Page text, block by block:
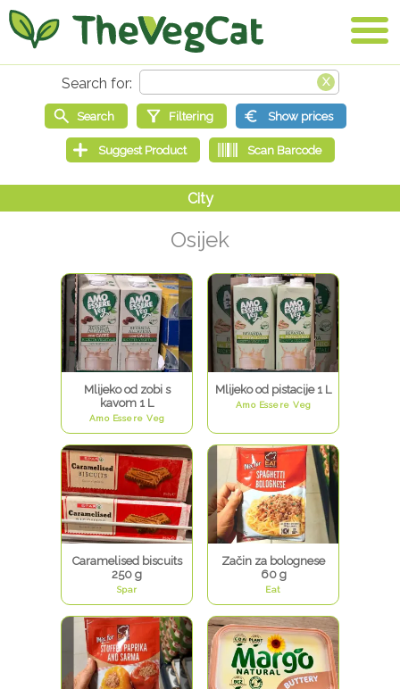
Osijek
Mlijeko od zobi s
kavom 1 L
Amo Essere Veg
Mlijeko od pistacije 1 L
Amo Essere Veg
Caramelised biscuits
250 g
Spar
Začin za bolognese
60 g
Eat